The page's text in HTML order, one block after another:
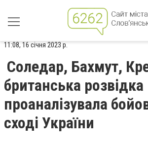
11:08, 16 січня 2023 р.
Соледар, Бахмут,
британська розвідка
проаналізувала
сході України